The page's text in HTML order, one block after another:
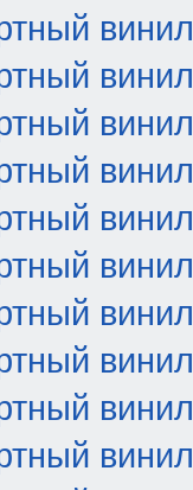
винил
винил
винил
винил
винил
винил
винил
винил
винил
винил